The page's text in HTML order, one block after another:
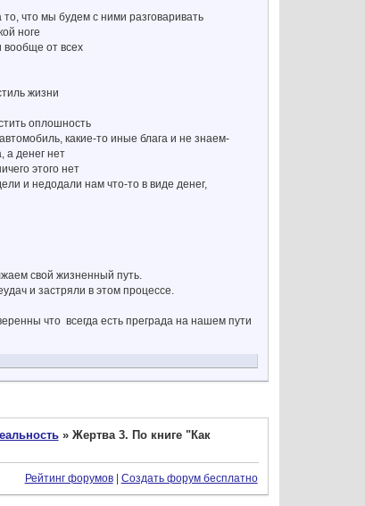
что мы будем с ними разговаривать
ноге
вообще от всех
жизни
оплошность
какие-то иные блага и не знаем-
а денег нет
этого нет
и недодали нам что-то в виде денег,
свой жизненный путь.
и застряли в этом процессе.
что всегда есть преграда на нашем пути
» Жертва 3. По книге "Как
Рейтинг форумов| Создать форум бесплатно